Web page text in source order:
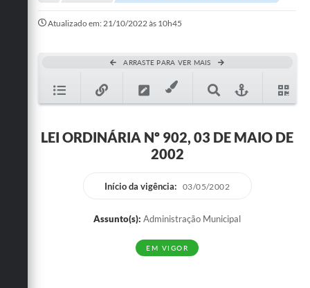
Mapa do Site
SIC
Atualizado em: 21/10/2022 às 10h45
ARRASTE PARA VER MAIS
LEI ORDINÁRIA Nº 902, 03 DE MAIO DE
2002
Início da vigência: 03/05/2002
Assunto(s): Administração Municipal
EM VIGOR